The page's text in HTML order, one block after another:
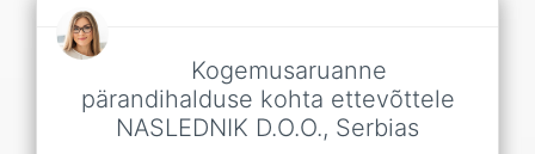
Kogemusaruanne
pärandihalduse kohta ettevõttele
NASLEDNIK D.O.O., Serbias